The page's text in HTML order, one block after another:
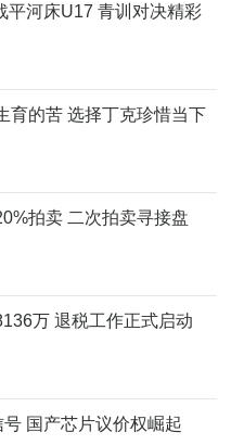
平河床U17 青训对决精彩
育的苦 选择丁克珍惜当下
拍卖 二次拍卖寻接盘
万 退税工作正式启动
号 国产芯片议价权崛起